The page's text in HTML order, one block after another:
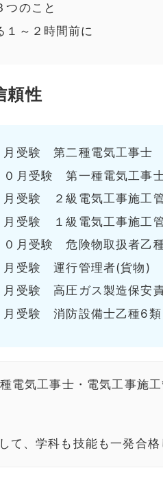
つのこと
１～２時間前に
頼性
月受験 第二種電気工事士
０月受験 第一種電気工事
月受験 ２級電気工事施
月受験 １級電気工事施
０月受験 危険物取扱者乙
月受験 運行管理者(貨物)
月受験 高圧ガス製造保安
月受験 消防設備士乙種6
電気工事士・電気工事施
て、学科も技能も一発合格